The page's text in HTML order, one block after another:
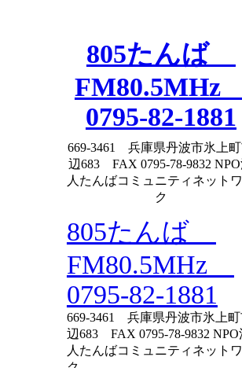
805たんば
FM80.5MHz
0795-82-1881
669-3461 兵庫県丹波市氷上
辺683 FAX 0795-78-9832
人たんばコミュニティネット
ク
805たんば
FM80.5MHz
0795-82-1881
669-3461 兵庫県丹波市氷上
辺683 FAX 0795-78-9832 NPO
人たんばコミュニティネット